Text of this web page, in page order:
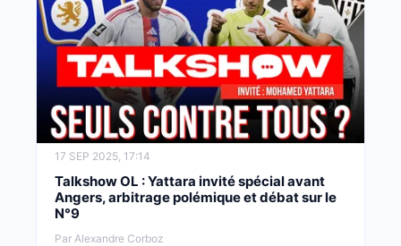
17 SEP 2025, 17:14
Talkshow OL : Yattara invité spécial avant
Angers, arbitrage polémique et débat sur le
N°9
Par Alexandre Corboz